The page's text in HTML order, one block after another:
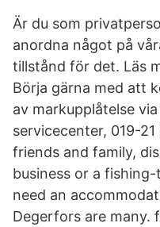
Är du som
anordna något på
tillstånd för det. Läs
Börja gärna med att
av markupplåtelse
servicecenter, 019-
friends and family,
business or a
need an
Degerfors are many.